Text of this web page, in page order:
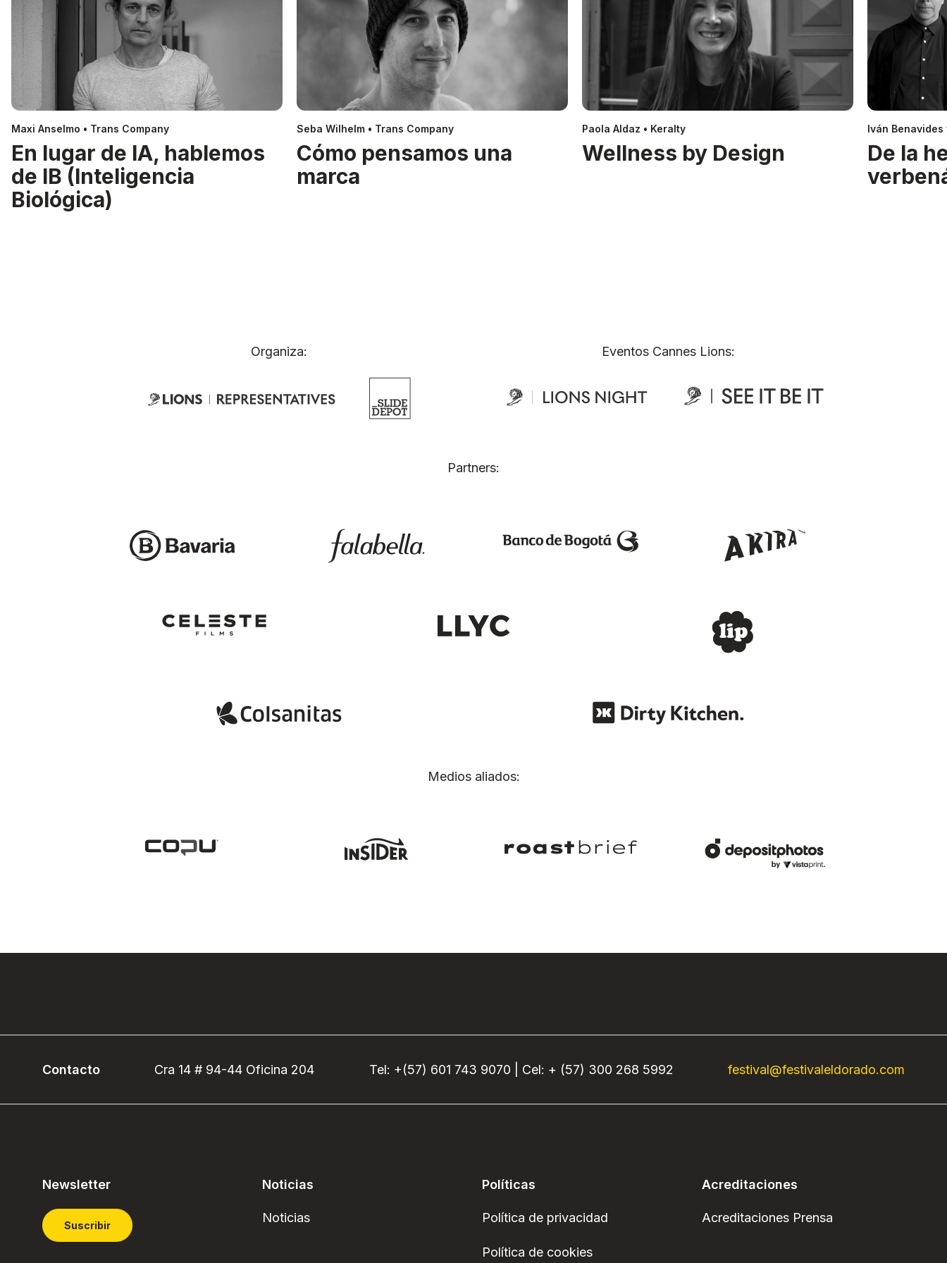
Maxi Anselmo • Trans Company
En lugar de IA, hablemos
de IB (Inteligencia
Biológica)
Seba Wilhelm • Trans Company
Cómo pensamos una
marca
Paola Aldaz • Keralty
Wellness by Design
Iván
De la
Organiza: Eventos Cannes Lions:
Partners:
Medios aliados:
Contacto Cra 14 # 94-44 Oficina 204 Tel: +(57) 601 743 9070 | Cel: + (57) 300 268 5992 festival@festivaleldorado.com
Newsletter
Suscribir
Noticias
Noticias
Políticas
Política de privacidad
Política de cookies
Acreditaciones
Acreditaciones Prensa